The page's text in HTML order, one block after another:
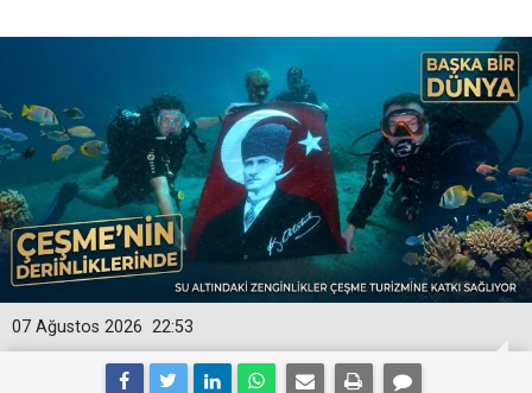
22:53
07 Ağustos 2026